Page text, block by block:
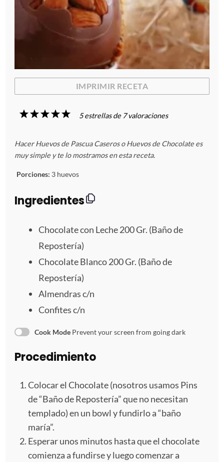
IMPRIMIR RECETA
5
s
t
r
e
l
l
a
s
4
s
t
r
e
l
l
a
s
3
s
t
r
l
l
a
s
2
s
t
r
e
l
l
a
s
1
s
t
r
l
a
5estrellas de 7valoraciones
Hacer Huevos de Pascua Caseros o Huevos de Chocolate es
muy simple y te lo mostramos en esta receta.
Porciones: 3 huevos
Ingredientes
Chocolate con Leche 200 Gr. (Baño de
Repostería)
Chocolate Blanco200Gr. (Baño de
Repostería)
Almendras c/n
Confites c/n
Cook Mode Prevent your screen from going dark
Procedimiento
Colocar el Chocolate (nosotros usamos Pins
de “Baño de Repostería” que no necesitan
templado) en un bowl y fundirlo a “baño
maría”.
Esperar unos minutos hasta que el chocolate
comienza a fundirse y luego comenzar a